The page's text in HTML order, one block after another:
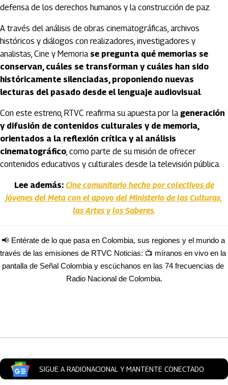
defensa de los derechos humanos y la construcción de paz.
A través del análisis de obras cinematográficas, archivos
históricos y diálogos con realizadores, investigadores y
analistas, Cine y Memoriase pregunta qué memorias se
conservan, cuáles se transforman y cuáles han sido
históricamente silenciadas, proponiendo nuevas
lecturas del pasado desde el lenguaje audiovisual.
Con este estreno, RTVC reafirma su apuesta por la generación
y difusión de contenidos culturales y de memoria,
orientados a la reflexión crítica y al análisis
cinematográfico, como parte de su misión de ofrecer
contenidos educativos y culturales desde la televisión pública.
Lee además: Cine comunitario hecho por colectivos de
jóvenes del Meta con el apoyo del Ministerio de las Culturas,
las Artes y los Saberes.
📢 Entérate de lo que pasa en Colombia, sus regiones y el mundo a
través de las emisiones de RTVC Noticias: 📺 míranos en vivo en la
pantalla de Señal Colombia y escúchanos en las 74 frecuencias de
Radio Nacional de Colombia.
SIGUE A RADIONACIONAL Y MANTENTE CONECTADO